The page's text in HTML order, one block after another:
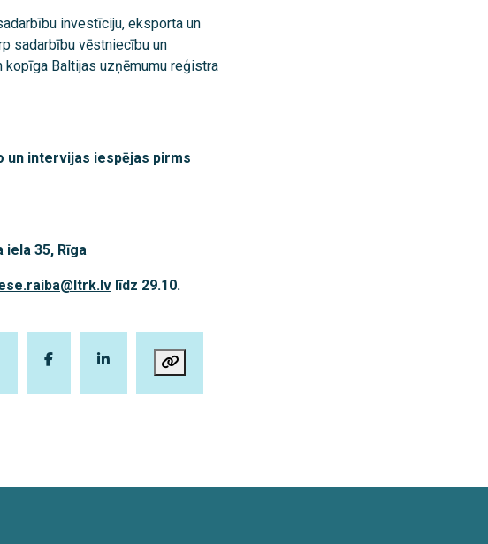
investīciju, eksporta un
sadarbību vēstniecību un
Baltijas uzņēmumu reģistra
un intervijas iespējas pirms
35, Rīga
līdz 29.10.